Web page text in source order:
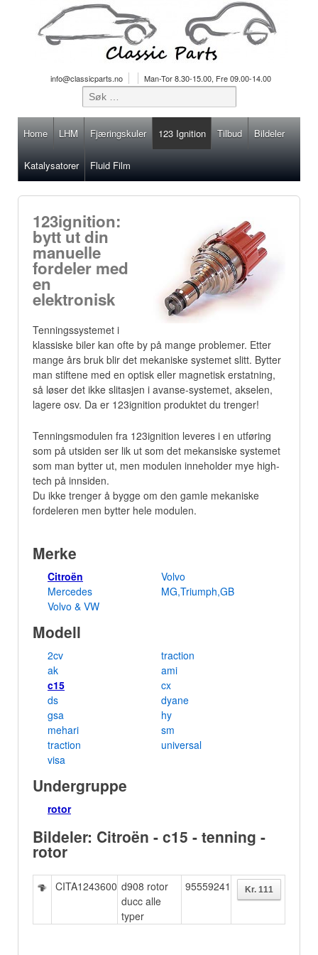
info@classicparts.no Man-Tor 8.30-15.00, Fre 09.00-14.00
Home LHM Fjæringskuler 123 Ignition Tilbud Bildeler
Katalysatorer Fluid Film
123ignition:
bytt ut din
manuelle
fordeler med
en
elektronisk
Tenningssystemet i
klassiske biler kan ofte by på mange problemer. Etter
mange års bruk blir det mekaniske systemet slitt. Bytter
man stiftene med en optisk eller magnetisk erstatning,
så løser det ikke slitasjen i avanse-systemet, akselen,
lagere osv. Da er 123ignition produktet du trenger!
Tenningsmodulen fra 123ignition leveres i en utføring
som på utsiden ser lik ut som det mekansiske systemet
som man bytter ut, men modulen inneholder mye high-
tech på innsiden.
Du ikke trenger å bygge om den gamle mekaniske
fordeleren men bytter hele modulen.
Merke
Citroën
Volvo
Mercedes
MG,Triumph,GB
Volvo & VW
Modell
2cv
traction
ak
ami
c15
cx
ds
dyane
gsa
hy
mehari
sm
traction
universal
visa
Undergruppe
rotor
Bildeler: Citroën - c15 - tenning -
rotor
CITA1243600 d908 rotor
ducc alle
typer
95559241